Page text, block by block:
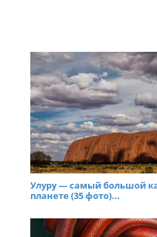
Улуру — самый большой
планете (35 фото)...